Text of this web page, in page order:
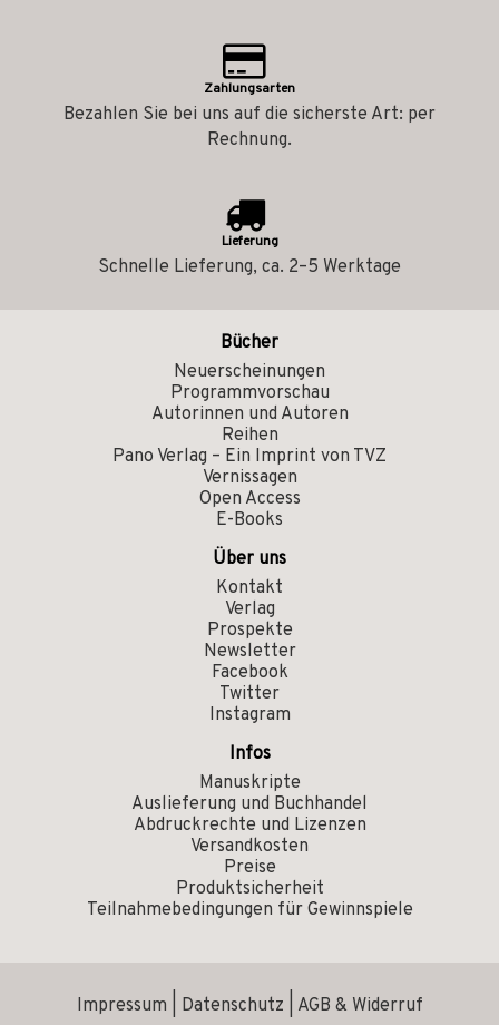
Zahlungsarten
Bezahlen Sie bei uns auf die sicherste Art: per
Rechnung.
Lieferung
Schnelle Lieferung, ca. 2–5 Werktage
Bücher
Neuerscheinungen
Programmvorschau
Autorinnen und Autoren
Reihen
Pano Verlag – Ein Imprint von TVZ
Vernissagen
Open Access
E-Books
Über uns
Kontakt
Verlag
Prospekte
Newsletter
Facebook
Twitter
Instagram
Infos
Manuskripte
Auslieferung und Buchhandel
Abdruckrechte und Lizenzen
Versandkosten
Preise
Produktsicherheit
Teilnahmebedingungen für Gewinnspiele
Impressum Datenschutz AGB & Widerruf